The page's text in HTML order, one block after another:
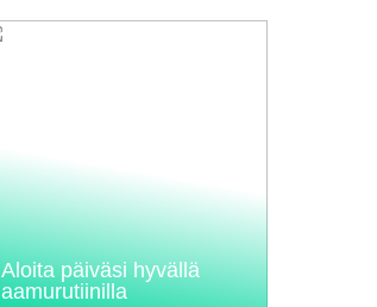
Aloita päiväsi hyvällä
aamurutiinilla